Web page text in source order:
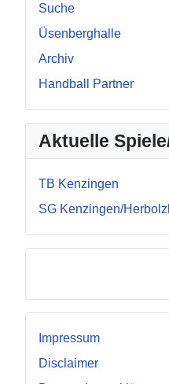
Suche
Üsenberghalle
Archiv
Handball Partner
Aktuelle
TB Kenzingen
SG Kenzingen/
Impressum
Disclaimer